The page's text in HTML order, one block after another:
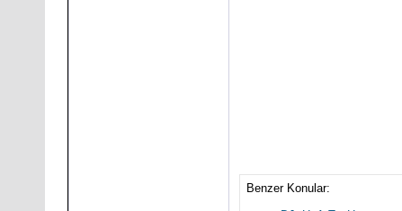
Benzer Konular: